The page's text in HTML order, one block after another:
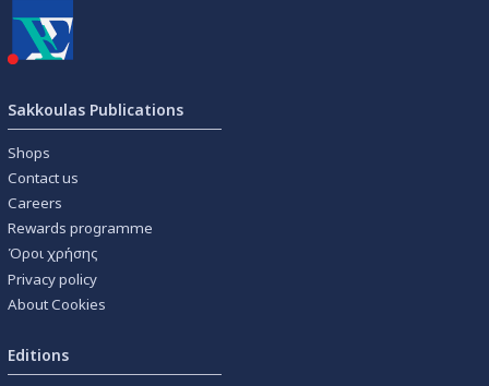
Sakkoulas Publications
Shops
Contact us
Careers
Rewards programme
Όροι χρήσης
Privacy policy
About Cookies
Editions